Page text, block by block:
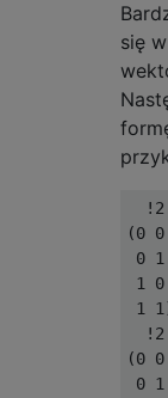
...
.XX
X..
...
.XX
...
.XX
XX.
...
.XX
XXX
się w
!2
(0 0
0 1
1 0
1
!2
(0 0
0 1